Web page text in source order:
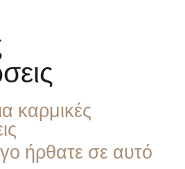
καρμικές
ήρθατε σε αυτό